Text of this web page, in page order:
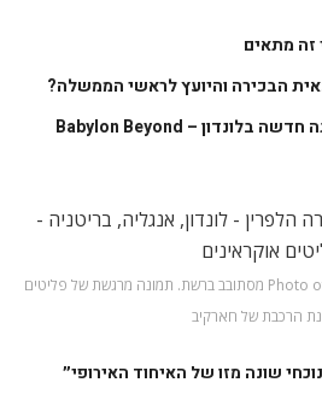
זה מתאים
הבכירה והיועץ לראשי הממשלה?
בבל, בניינים וברקסיט: הצגה חדשה בלונדון – Babylon Beyond
Photo of the #Kharkiv railway station מסתובב ברשת. תמונה מרגשת של פליטים
הרכבת של חארקיב
שונה מזו של האיחוד האירופי״